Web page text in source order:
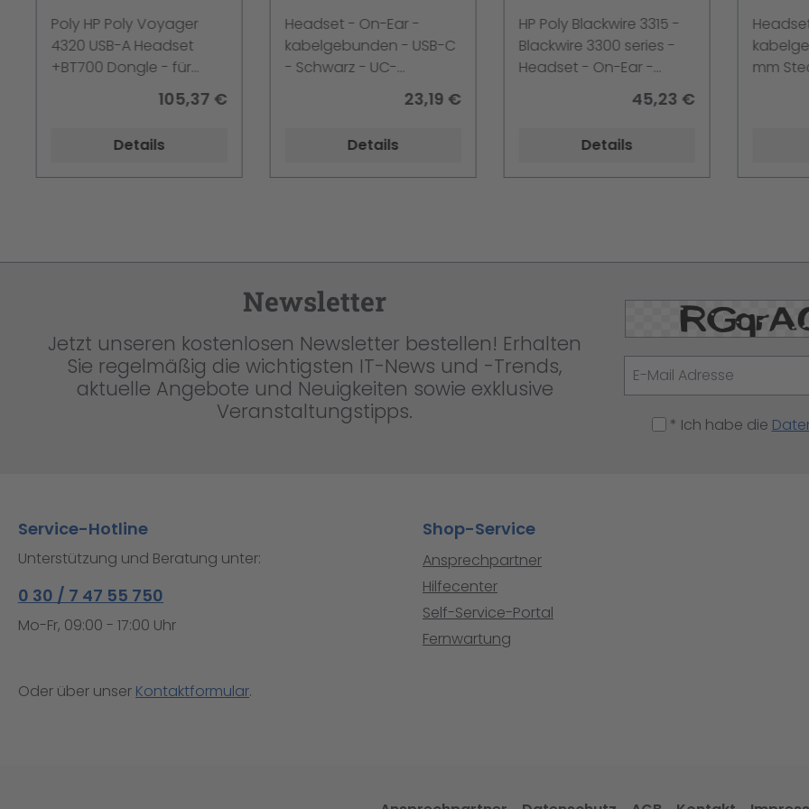
+BT700 Dongle für
Microsoft Teams
zertifiziert Kopfhörer
Schwarz
Poly HP Poly Voyager
4320 USB-A Headset
+BT700 Dongle - für
Microsoft Teams
zertifiziert - Verkabelt &
Büro/Callcenter - 20 -
20000 Hz - 162 g -
162 g
105,37 €
Details
3200 Series -
Headset - On-Ear -
kabelgebunden - USB-C
- Schwarz - UC-
zertifiziert - Zertifiziert für
Skype für Unternehmen -
Avaya Zertifiziert
23,19 €
Details
Blackwire 3300 On-
Earkabelgebunden
USB-C Schwarz UC-
zertifiziert
HP Poly Blackwire 3315 -
Blackwire 3300 series -
Headset - On-Ear -
kabelgebunden - 3,5
mm Stecker, USB-C -
45,23 €
Details
mm
Jabber
Newsletter
Jetzt unseren kostenlosen Newsletter bestellen! Erhalten
Sie regelmäßig die wichtigsten IT-News und -Trends,
aktuelle Angebote und Neuigkeiten sowie exklusive
Veranstaltungstipps.
* Ich habe die
Service-Hotline
Unterstützung und Beratung unter:
0 30 / 7 47 55 750
Mo-Fr, 09:00 - 17:00 Uhr
Oder über unser Kontaktformular.
Shop-Service
Ansprechpartner
Hilfecenter
Self-Service-Portal
Fernwartung